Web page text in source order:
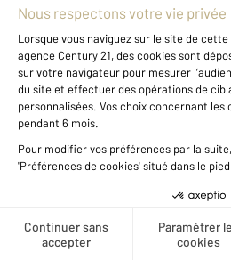
Créer une
Ref : 24268
Maison à vendre
295 000 €
Venez découvrir à VENEUX
cette maison à proximité
les commodités. Au rez-de-
d'une cuisine aménagée,
d'une salle de bains ...